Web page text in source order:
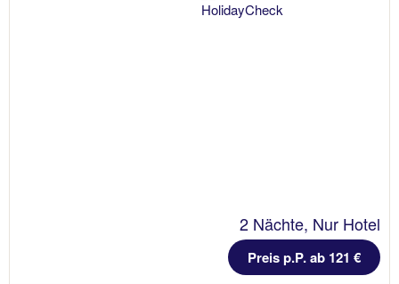
2 Nächte, Nur Hotel
Preis p.P. ab 121 €